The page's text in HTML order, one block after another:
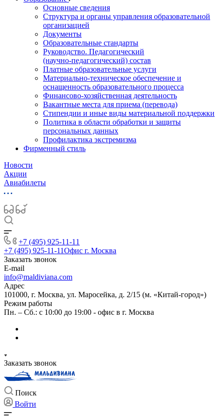
Основные сведения
Структура и органы управления образовательной
организацией
Документы
Образовательные стандарты
Руководство. Педагогический
(научно‑педагогический) состав
Платные образовательные услуги
Материально-техническое обеспечение и
оснащенность образовательного процесса
Финансово-хозяйственная деятельность
Вакантные места для приема (перевода)
Стипендии и иные виды материальной поддержки
Политика в области обработки и защиты
персональных данных
Профилактика экстремизма
Фирменный стиль
Новости
Акции
Авиабилеты
+7 (495) 925-11-11
+7 (495) 925-11-11Офис г. Москва
Заказать звонок
E-mail
info@maldiviana.com
Адрес
101000, г. Москва, ул. Маросейка, д. 2/15 (м. «Китай-город»)
Режим работы
Пн. – Сб.: с 10:00 до 19:00 - офис в г. Москва
Заказать звонок
Поиск
Войти